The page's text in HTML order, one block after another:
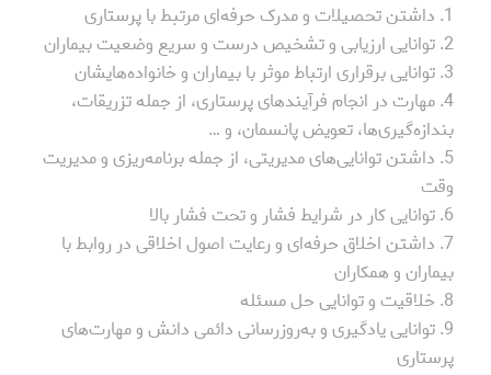
1. داشتن تحصیلات و مدرک حرفه‌ای مرتبط با پرستاری
2. توانایی ارزیابی و تشخیص درست و سریع وضعیت بیماران
3. توانایی برقراری ارتباط موثر با بیماران و خانواده‌هایشان
4. مهارت در انجام فرآیندهای پرستاری، از جمله تزریقات،
بندازه‌گیری‌ها، تعویض پانسمان، و …
5. داشتن توانایی‌های مدیریتی، از جمله برنامه‌ریزی و مدیریت
وقت
6. توانایی کار در شرایط فشار و تحت فشار بالا
7. داشتن اخلاق حرفه‌ای و رعایت اصول اخلاقی در روابط با
بیماران و همکاران
8. خلاقیت و توانایی حل مسئله
9. توانایی یادگیری و به‌روزرسانی دائمی دانش و مهارت‌های
پرستاری